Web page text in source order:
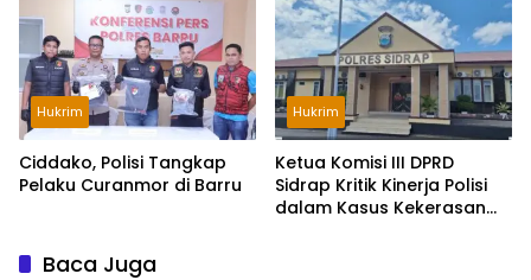
Hukrim
Ciddako, Polisi Tangkap
Pelaku Curanmor di Barru
Hukrim
Ketua Komisi III DPRD
Sidrap Kritik Kinerja Polisi
dalam Kasus Kekerasan
Baca Juga